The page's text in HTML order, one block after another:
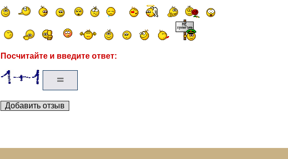
Посчитайте и введите ответ: